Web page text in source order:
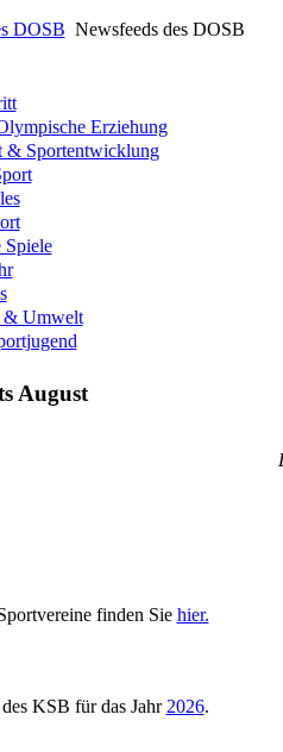
DOSB Newsfeeds des DOSB
Erziehung
& Sportentwicklung
& Umwelt
August
finden Sie hier.
KSB für das Jahr 2026.